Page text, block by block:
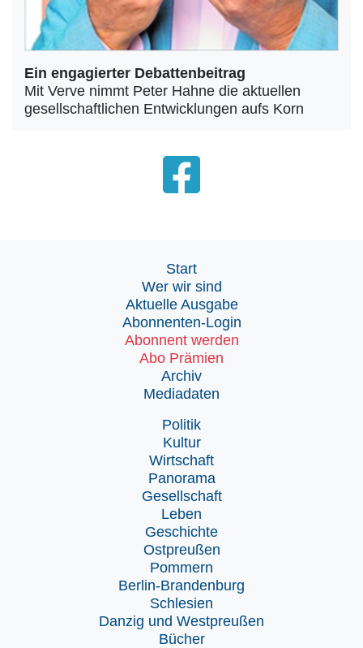
Ein engagierter Debattenbeitrag
Mit Verve nimmt Peter Hahne die aktuellen
gesellschaftlichen Entwicklungen aufs Korn
Start
Wer wir sind
Aktuelle Ausgabe
Abonnenten-Login
Abonnent werden
Abo Prämien
Archiv
Mediadaten
Politik
Kultur
Wirtschaft
Panorama
Gesellschaft
Leben
Geschichte
Ostpreußen
Pommern
Berlin-Brandenburg
Schlesien
Danzig und Westpreußen
Bücher